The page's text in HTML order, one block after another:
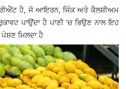
ਹੈ, ਜੋ ਆਇਰਨ, ਜਿੰਕ ਅਤੇ ਕੈਲਸ਼ੀਅਮ
ਪਾਉਂਦਾ ਹੈ ਪਾਣੀ ’ਚ ਭਿਉਣ ਨਾਲ ਇਹ
ਮਿਲਦਾ ਹੈ